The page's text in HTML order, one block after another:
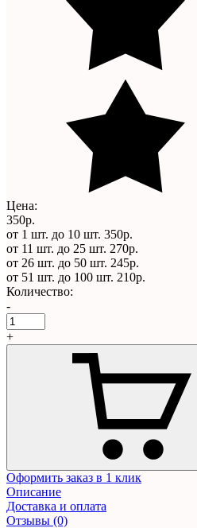
Цена:
350р.
от 1 шт. до 10 шт. 350р.
от 11 шт. до 25 шт. 270р.
от 26 шт. до 50 шт. 245р.
от 51 шт. до 100 шт. 210р.
Количество:
-
+
Оформить заказ в 1 клик
Описание
Доставка и оплата
Отзывы (0)